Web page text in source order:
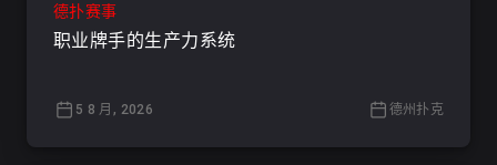
德扑赛事
职业牌手的生产力系统
5 8 月, 2026 德州扑克